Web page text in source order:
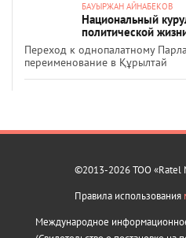
БАУЫРЖАН АЙНАБЕКОВ
Национальный
политической
Переход к однопалатному
переименование в Құрылтай
©2013-2026 ТОО «Ratel
Правила использования
Международное